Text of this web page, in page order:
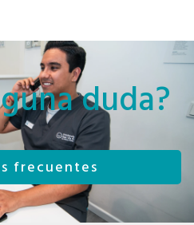
duda?
frecuentes